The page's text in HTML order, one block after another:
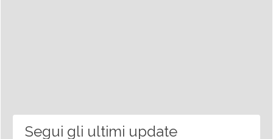
Segui gli ultimi update